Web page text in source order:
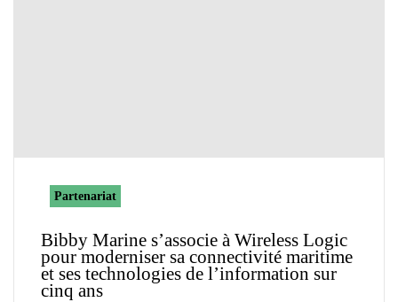
Partenariat
Bibby Marine s’associe à Wireless Logic
pour moderniser sa connectivité maritime
et ses technologies de l’information sur
cinq ans